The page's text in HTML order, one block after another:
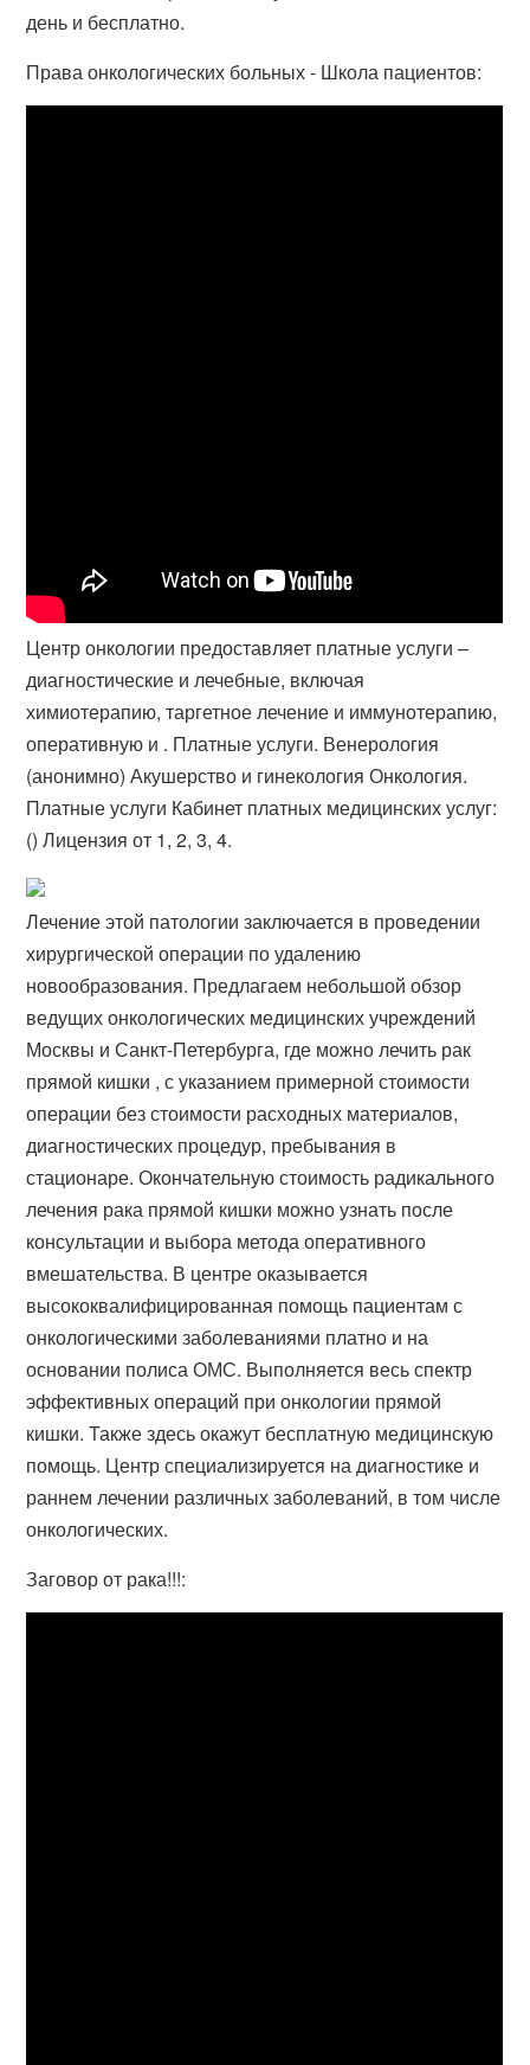
день и бесплатно.
Права онкологических больных - Школа пациентов:
Центр онкологии предоставляет платные услуги –
диагностические и лечебные, включая
химиотерапию, таргетное лечение и иммунотерапию,
оперативную и . Платные услуги. Венерология
(анонимно) Акушерство и гинекология Онкология.
Платные услуги Кабинет платных медицинских услуг:
() Лицензия от 1, 2, 3, 4.
Лечение этой патологии заключается в проведении
хирургической операции по удалению
новообразования. Предлагаем небольшой обзор
ведущих онкологических медицинских учреждений
Москвы и Санкт-Петербурга, где можно лечить рак
прямой кишки , с указанием примерной стоимости
операции без стоимости расходных материалов,
диагностических процедур, пребывания в
стационаре. Окончательную стоимость радикального
лечения рака прямой кишки можно узнать после
консультации и выбора метода оперативного
вмешательства. В центре оказывается
высококвалифицированная помощь пациентам с
онкологическими заболеваниями платно и на
основании полиса ОМС. Выполняется весь спектр
эффективных операций при онкологии прямой
кишки. Также здесь окажут бесплатную медицинскую
помощь. Центр специализируется на диагностике и
раннем лечении различных заболеваний, в том числе
онкологических.
Заговор от рака!!!: